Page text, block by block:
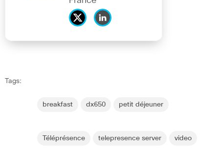
Tags:
breakfast dx650 petit déjeuner
Téléprésence telepresence server video